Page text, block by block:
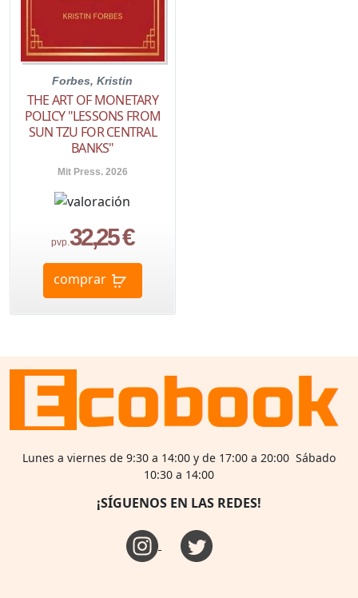
Forbes, Kristin
THE ART OF MONETARY
POLICY "LESSONS FROM
SUN TZU FOR CENTRAL
BANKS"
Mit Press. 2026
pvp.32,25 €
comprar
Lunes a viernes de 9:30 a 14:00 y de 17:00 a 20:00 Sábado
10:30 a 14:00
¡SÍGUENOS EN LAS REDES!